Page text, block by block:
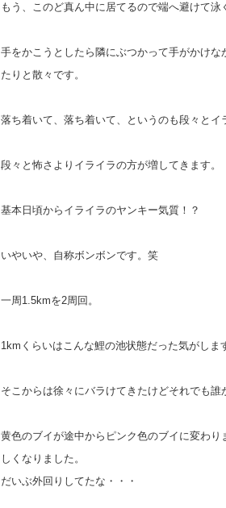
もう、このど真ん中に居てるので端へ避けて泳
手をかこうとしたら隣にぶつかって手がかけ
たりと散々です。
落ち着いて、落ち着いて、というのも段々とイ
段々と怖さよりイライラの方が増してきます。
基本日頃からイライラのヤンキー気質！？
いやいや、自称ボンボンです。笑
一周1.5kmを2周回。
1kmくらいはこんな鯉の池状態だった気がしま
そこからは徐々にバラけてきたけどそれでも誰
黄色のブイが途中からピンク色のブイに変わ
しくなりました。
だいぶ外回りしてたな・・・